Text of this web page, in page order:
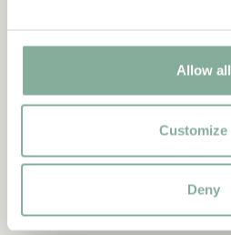
Allow all
Customize
Deny